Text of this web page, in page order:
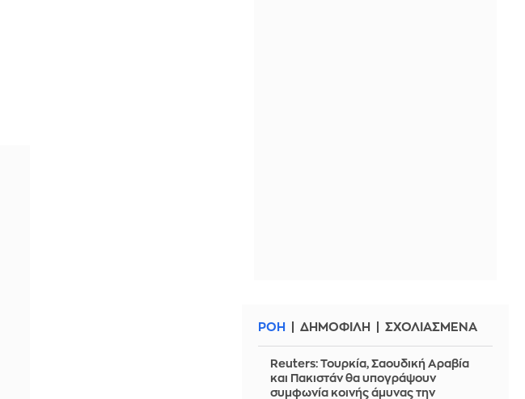
ΡΟΗ ΔΗΜΟΦΙΛΗ ΣΧΟΛΙΑΣΜΕΝΑ
Reuters: Τουρκία, Σαουδική Αραβία
και Πακιστάν θα υπογράψουν
συμφωνία κοινής άμυνας την